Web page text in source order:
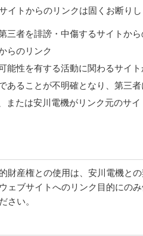
トからのリンクは固くお断りし
三者を誹謗・中傷するサイトから
らのリンク
能性を有する活動に関わるサイト
ることが不明確となり、第三
たは安川電機がリンク元のサ
産権との使用は、安川電機と
ブサイトへのリンク目的にの
さい。